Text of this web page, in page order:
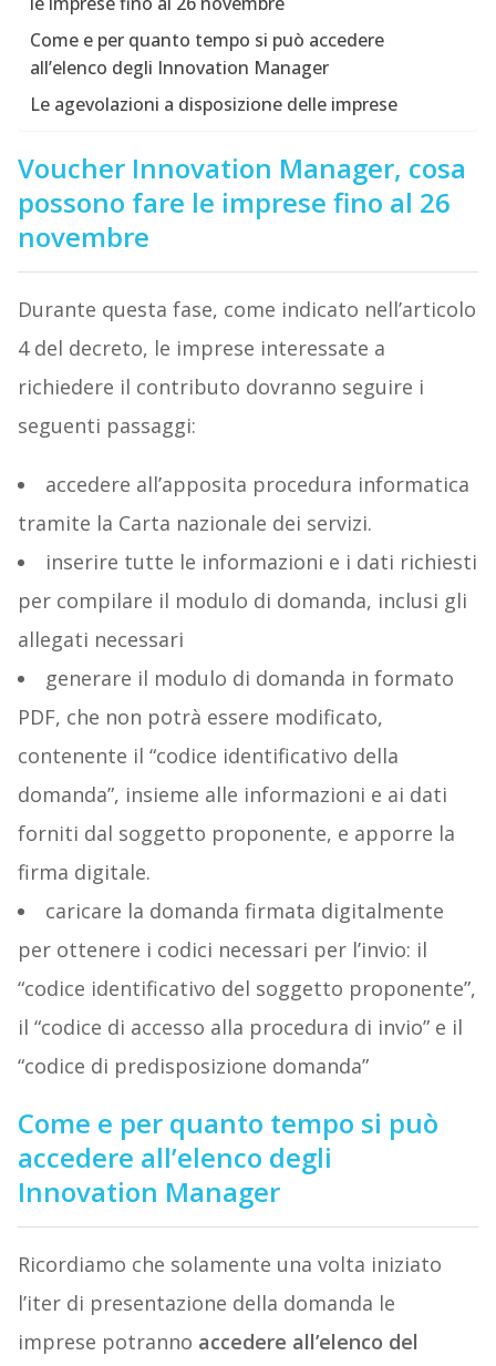
Come e per quanto tempo si può accedere
all’elenco degli Innovation Manager
Le agevolazioni a disposizione delle imprese
Voucher Innovation Manager, cosa
possono fare le imprese fino al 26
novembre
Durante questa fase, come indicato nell’articolo
4 del decreto, le imprese interessate a
richiedere il contributo dovranno seguire i
seguenti passaggi:
accedere all’apposita procedura informatica
tramite la Carta nazionale dei servizi.
inserire tutte le informazioni e i dati richiesti
per compilare il modulo di domanda, inclusi gli
allegati necessari
generare il modulo di domanda in formato
PDF, che non potrà essere modificato,
contenente il “codice identificativo della
domanda”, insieme alle informazioni e ai dati
forniti dal soggetto proponente, e apporre la
firma digitale.
caricare la domanda firmata digitalmente
per ottenere i codici necessari per l’invio: il
“codice identificativo del soggetto proponente”,
il “codice di accesso alla procedura di invio” e il
“codice di predisposizione domanda”
Come e per quanto tempo si può
accedere all’elenco degli
Innovation Manager
Ricordiamo che solamente una volta iniziato
l’iter di presentazione della domanda le
imprese potranno accedere all’elenco del